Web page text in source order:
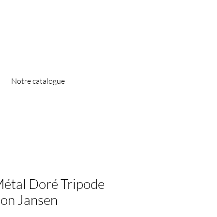
Notre catalogue
Doré Tripode
Jansen